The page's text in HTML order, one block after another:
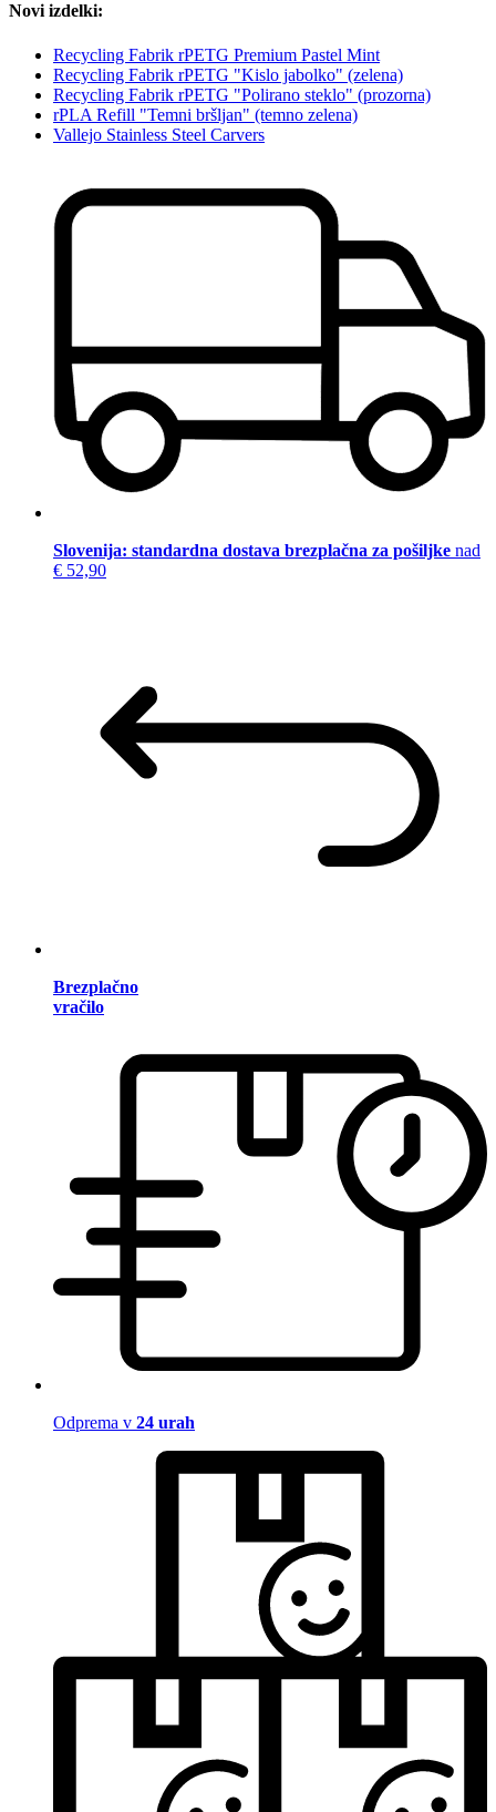
Novi izdelki:
Recycling Fabrik rPETG Premium Pastel Mint
Recycling Fabrik rPETG "Kislo jabolko" (zelena)
Recycling Fabrik rPETG "Polirano steklo" (prozorna)
rPLA Refill "Temni bršljan" (temno zelena)
Vallejo Stainless Steel Carvers
Slovenija: standardna dostava brezplačna za pošiljke nad
€ 52,90
Brezplačno
vračilo
Odprema v 24 urah